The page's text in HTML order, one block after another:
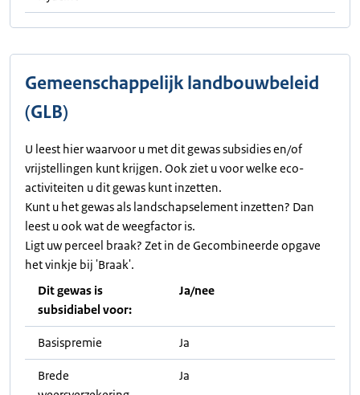
Gemeenschappelijk landbouwbeleid
(GLB)
U leest hier waarvoor u met dit gewas subsidies en/of
vrijstellingen kunt krijgen. Ook ziet u voor welke eco-
activiteiten u dit gewas kunt inzetten.
Kunt u het gewas als landschapselement inzetten? Dan
leest u ook wat de weegfactor is.
Ligt uw perceel braak? Zet in de Gecombineerde opgave
het vinkje bij 'Braak'.
Dit gewas is
subsidiabel voor:
Ja/nee
Basispremie Ja
Brede
Ja